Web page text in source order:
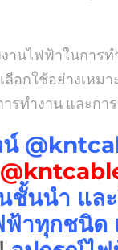
านไฟฟ้าในกา
อกใช้อย่างเหม
ทำงาน และกา
ชั้นนำ แล
าทุกชนิด